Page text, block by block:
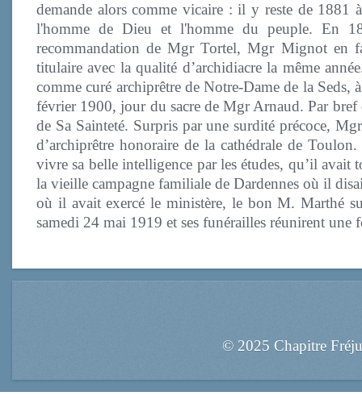
demande alors comme vicaire : il y reste de
l'homme de Dieu et l'homme du peuple. En
recommandation de Mgr Tortel, Mgr Mignot en
titulaire avec la qualité d’archidiacre la même
comme curé archiprêtre de Notre-Dame de la
février 1900, jour du sacre de Mgr Arnaud. Par
de Sa Sainteté. Surpris par une surdité précoce,
d’archiprêtre honoraire de la cathédrale de
vivre sa belle intelligence par les études, qu’il avait
la vieille campagne familiale de Dardennes où il
où il avait exercé le ministère, le bon M. Marthé
samedi 24 mai 1919 et ses funérailles réunirent une
© 2025 Chapitre